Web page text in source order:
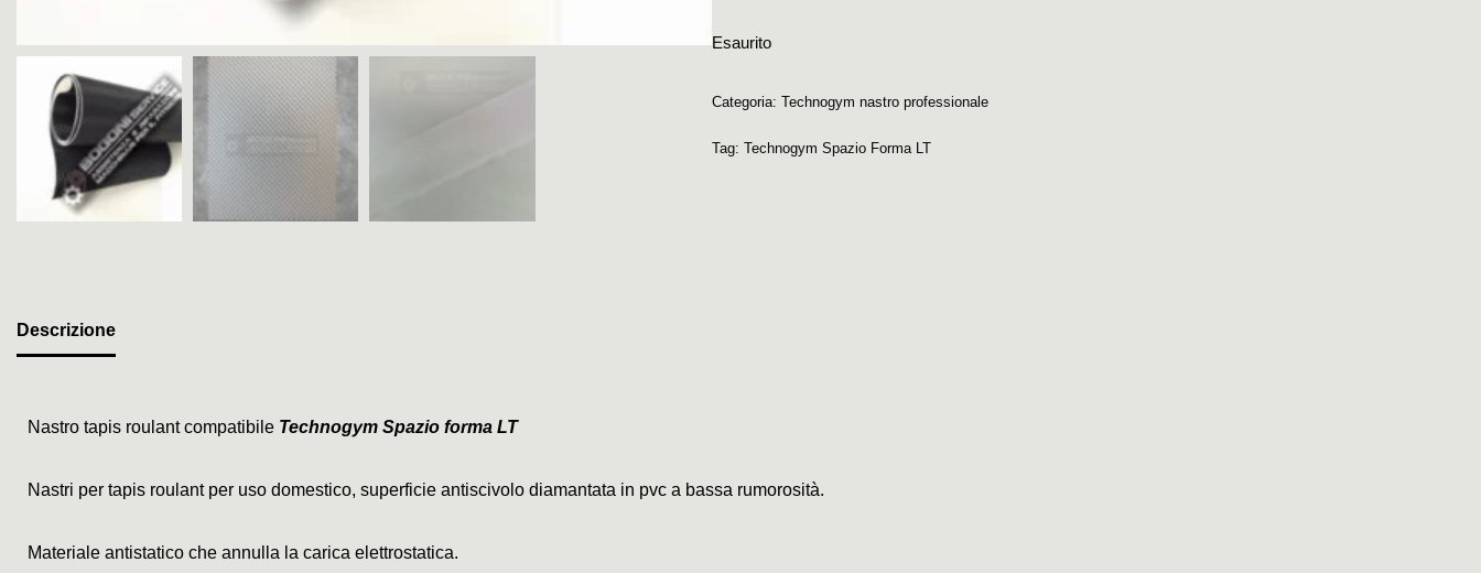
Esaurito
Categoria: Technogym nastro professionale
Tag: Technogym Spazio Forma LT
Descrizione
Nastro tapis roulant compatibile Technogym Spazio forma LT
Nastri per tapis roulant per uso domestico, superficie antiscivolo diamantata in pvc a bassa rumorosità.
Materiale antistatico che annulla la carica elettrostatica.